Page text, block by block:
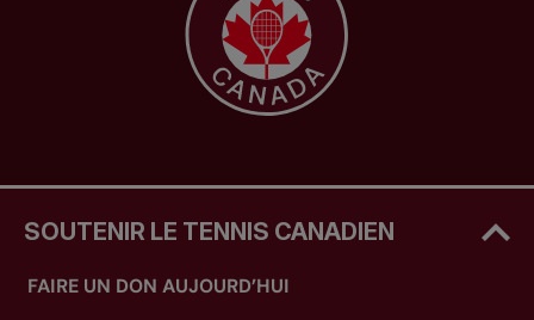
SOUTENIR LE TENNIS CANADIEN
FAIRE UN DON AUJOURD’HUI